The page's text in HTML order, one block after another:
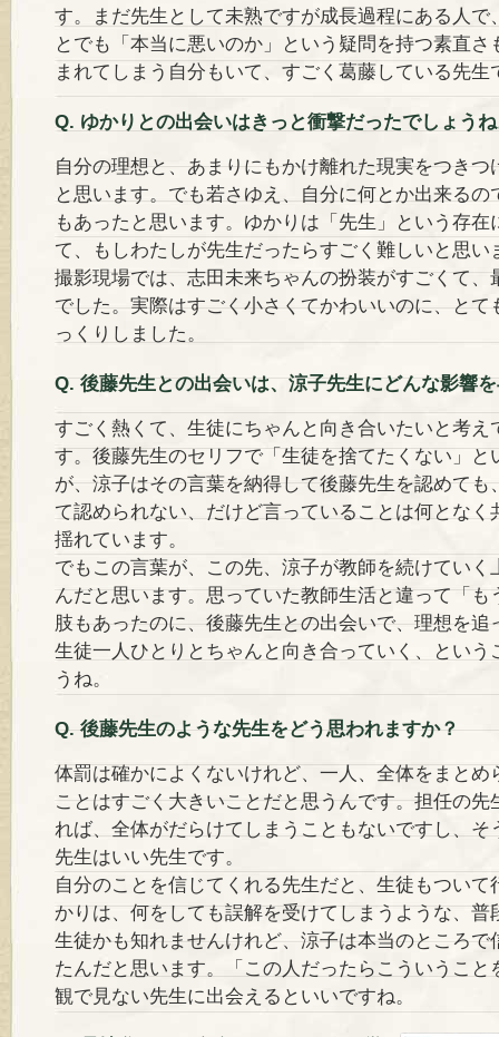
す。まだ先生として未熟ですが成長過程にある人で
とでも「本当に悪いのか」という疑問を持つ素直さ
まれてしまう自分もいて、すごく葛藤している先生
Q. ゆかりとの出会いはきっと衝撃だったでしょう
自分の理想と、あまりにもかけ離れた現実をつきつ
と思います。でも若さゆえ、自分に何とか出来るの
もあったと思います。ゆかりは「先生」という存在
て、もしわたしが先生だったらすごく難しいと思い
撮影現場では、志田未来ちゃんの扮装がすごくて、
でした。実際はすごく小さくてかわいいのに、とて
っくりしました。
Q. 後藤先生との出会いは、涼子先生にどんな影響
すごく熱くて、生徒にちゃんと向き合いたいと考え
す。後藤先生のセリフで「生徒を捨てたくない」と
が、涼子はその言葉を納得して後藤先生を認めても
て認められない、だけど言っていることは何となく
揺れています。
でもこの言葉が、この先、涼子が教師を続けていく
んだと思います。思っていた教師生活と違って「も
肢もあったのに、後藤先生との出会いで、理想を追
生徒一人ひとりとちゃんと向き合っていく、という
うね。
Q. 後藤先生のような先生をどう思われますか？
体罰は確かによくないけれど、一人、全体をまとめ
ことはすごく大きいことだと思うんです。担任の先
れば、全体がだらけてしまうこともないですし、そ
先生はいい先生です。
自分のことを信じてくれる先生だと、生徒もついて
かりは、何をしても誤解を受けてしまうような、普
生徒かも知れませんけれど、涼子は本当のところで
たんだと思います。「この人だったらこういうこと
観で見ない先生に出会えるといいですね。